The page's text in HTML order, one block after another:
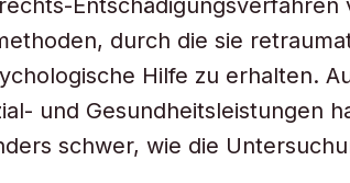
Entschädigungsverfahren
durch die sie
Hilfe zu erhalten.
und Gesundheitsleistungen
schwer, wie die